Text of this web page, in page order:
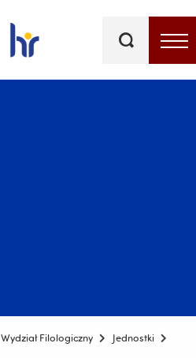
kluczowe
Wydział Filologiczny
Jednostki